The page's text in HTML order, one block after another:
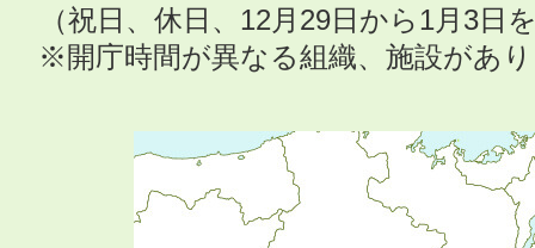
（祝日、休日、12月29日から1月3日
※開庁時間が異なる組織、施設があ